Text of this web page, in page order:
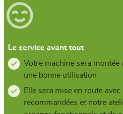
Le service avant tout
Votre machine sera
une bonne utilisation
Elle sera mise en route
recommandées et notre